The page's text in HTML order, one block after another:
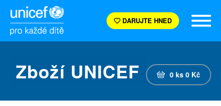
DARUJTE HNED
Zboží UNICEF 0 ks 0 Kč